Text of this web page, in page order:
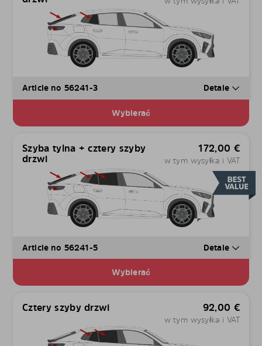
Article no 56241-3 Detale
Wybierać
Szyba tylna + cztery szyby
drzwi
172,00 €
w tym wysyłka i VAT
Article no 56241-5 Detale
Wybierać
Cztery szyby drzwi 92,00 €
w tym wysyłka i VAT